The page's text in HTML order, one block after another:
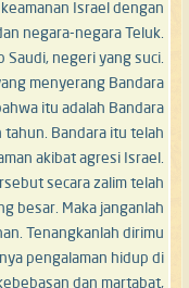
Israel dengan
negara-negara Teluk.
Saudi, negeri yang suci.
menyerang Bandara
itu adalah Bandara
tahun. Bandara itu telah
akibat agresi Israel.
secara zalim telah
besar. Maka janganlah
Tenangkanlah dirimu
pengalaman hidup di
dan martabat,